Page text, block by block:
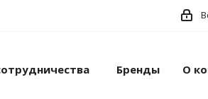
Бренды О